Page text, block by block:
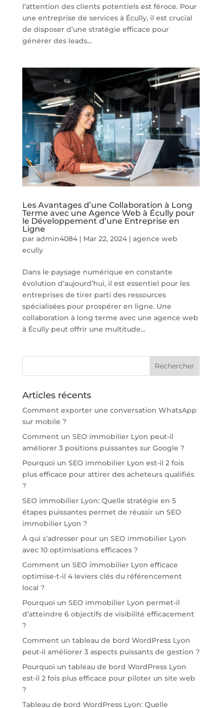
l’attention des clients potentiels est féroce. Pour
une entreprise de services à Écully, il est crucial
de disposer d’une stratégie efficace pour
générer des leads...
Les Avantages d’une Collaboration à Long
Terme avec une Agence Web à Écully pour
le Développement d’une Entreprise en
Ligne
par admin4084| Mar 22, 2024| agence web
ecully
Dans le paysage numérique en constante
évolution d’aujourd’hui, il est essentiel pour les
entreprises de tirer parti des ressources
spécialisées pour prospérer en ligne. Une
collaboration à long terme avec une agence web
à Écully peut offrir une multitude...
Articles récents
Comment exporter une conversation WhatsApp
sur mobile ?
Comment un SEO immobilier Lyon peut-il
améliorer 3 positions puissantes sur Google ?
Pourquoi un SEO immobilier Lyon est-il 2 fois
plus efficace pour attirer des acheteurs qualifiés
?
SEO immobilier Lyon: Quelle stratégie en 5
étapes puissantes permet de réussir un SEO
immobilier Lyon ?
À qui s’adresser pour un SEO immobilier Lyon
avec 10 optimisations efficaces ?
Comment un SEO immobilier Lyon efficace
optimise-t-il 4 leviers clés du référencement
local ?
Pourquoi un SEO immobilier Lyon permet-il
d’atteindre 6 objectifs de visibilité efficacement
?
Comment un tableau de bord WordPress Lyon
peut-il améliorer 3 aspects puissants de gestion ?
Pourquoi un tableau de bord WordPress Lyon
est-il 2 fois plus efficace pour piloter un site web
?
Tableau de bord WordPress Lyon: Quelle